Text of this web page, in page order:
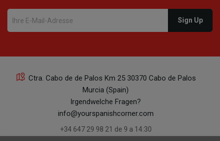
Ctra. Cabo de de Palos Km 25 30370 Cabo de Palos
Murcia (Spain)
Irgendwelche Fragen?
info@yourspanishcorner.com
+34 647 29 98 21 de 9 a 14:30